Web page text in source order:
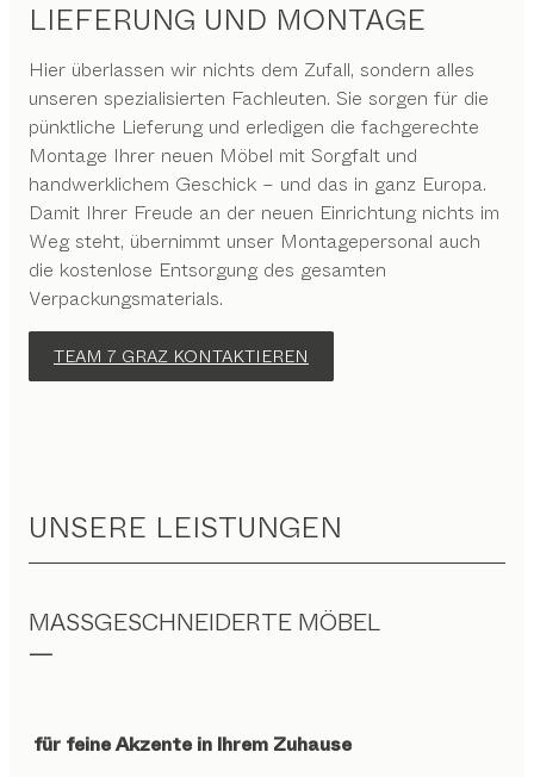
LIEFERUNG UND MONTAGE
Hier überlassen wir nichts dem Zufall, sondern alles
unseren spezialisierten Fachleuten. Sie sorgen für die
pünktliche Lieferung und erledigen die fachgerechte
Montage Ihrer neuen Möbel mit Sorgfalt und
handwerklichem Geschick – und das in ganz Europa.
Damit Ihrer Freude an der neuen Einrichtung nichts im
Weg steht, übernimmt unser Montagepersonal auch
die kostenlose Entsorgung des gesamten
Verpackungsmaterials.
TEAM 7 GRAZ KONTAKTIEREN
UNSERE LEISTUNGEN
MASSGESCHNEIDERTE MÖBEL
für feine Akzente in Ihrem Zuhause